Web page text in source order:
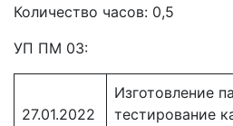
Количество часов: 0,5
УП ПМ 03:
27.01.2022
Изготовление
тестирование